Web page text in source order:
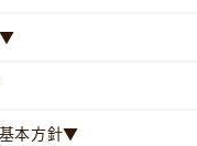
▼
本方針▼